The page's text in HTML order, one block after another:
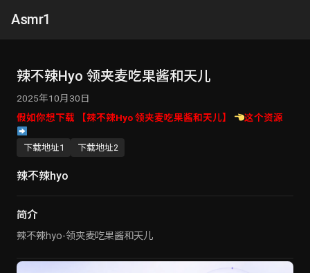
Asmr1
辣不辣Hyo 领夹麦吃果酱和天儿
2025年10月30日
假如你想下载 【辣不辣Hyo 领夹麦吃果酱和天儿】
这个资源
下载地址1 下载地址2
辣不辣hyo
简介
辣不辣hyo-领夹麦吃果酱和天儿